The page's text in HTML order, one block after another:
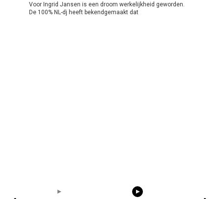
Voor Ingrid Jansen is een droom werkelijkheid geworden.
De 100% NL-dj heeft bekendgemaakt dat